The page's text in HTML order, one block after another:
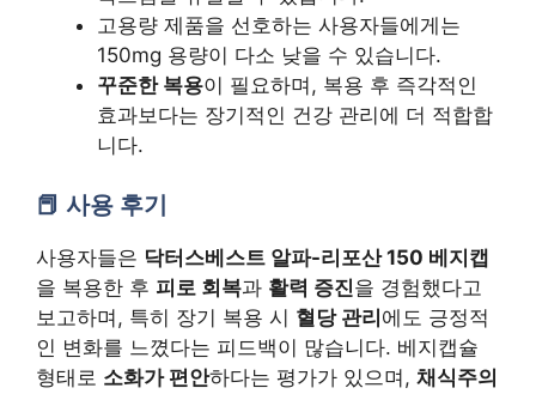
고용량 제품을 선호하는 사용자들에게는
150mg 용량이 다소 낮을 수 있습니다.
꾸준한 복용이 필요하며, 복용 후 즉각적인
효과보다는 장기적인 건강 관리에 더 적합합
니다.
사용 후기
사용자들은 닥터스베스트 알파-리포산 150 베지캡
을 복용한 후 피로 회복과 활력 증진을 경험했다고
보고하며, 특히 장기 복용 시 혈당 관리 에도 긍정적
인 변화를 느꼈다는 피드백이 많습니다. 베지캡슐
형태로 소화가 편안하다는 평가가 있으며, 채식주의